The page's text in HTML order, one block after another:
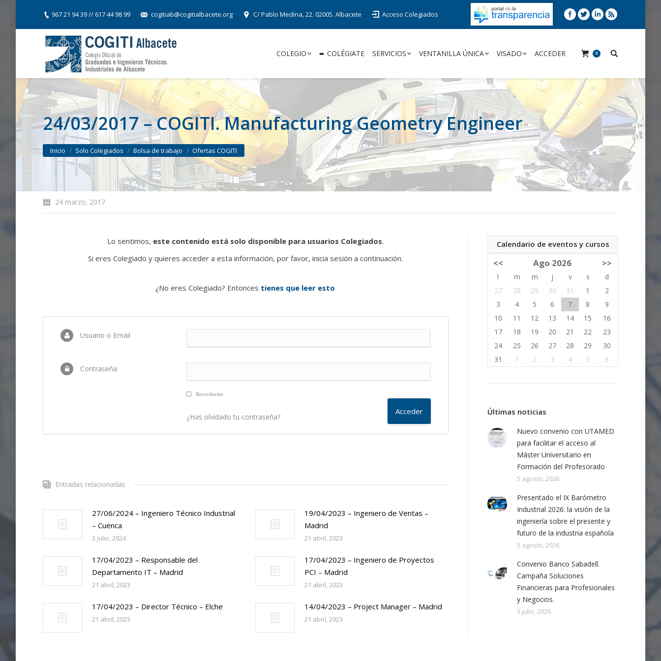
967 21 94 39 // 617 44 98 99 cogitiab@cogitialbacete.org C/ Pablo Medina, 22. 02005. Albacete Acceso Colegiados
COLEGIO ➨ COLÉGIATE SERVICIOS VENTANILLA ÚNICA VISADO ACCEDER 0
24/03/2017 – COGITI. Manufacturing Geometry Engineer
You are here:
Inicio Solo Colegiados Bolsa de trabajo Ofertas COGITI
24 marzo, 2017
Lo sentimos, este contenido está solo disponible para usuarios Colegiados.
Si eres Colegiado y quieres acceder a esta información, por favor, inicia sesión a continuación.
¿No eres Colegiado? Entonces tienes que leer esto
Usuario o Email
Contraseña
Recordarme
¿Has olvidado tu contraseña?
Entradas relacionadas
27/06/2024 – Ingeniero Técnico Industrial
– Cuenca
3 julio, 2024
19/04/2023 – Ingeniero de Ventas –
Madrid
21 abril, 2023
17/04/2023 – Responsable del
Departamento IT – Madrid
21 abril, 2023
17/04/2023 – Ingeniero de Proyectos
PCI – Madrid
21 abril, 2023
17/04/2023 – Director Técnico – Elche
21 abril, 2023
14/04/2023 – Project Manager – Madrid
21 abril, 2023
Calendario de eventos y cursos
<< Ago 2026 >>
l m m j v s
d
27
28 29 30 31 1
2
3
4 5 6 7 8
9
10
11 12 13 14 15
16
17
18 19 20 21 22
23
24
25 26 27 28 29
30
31
1 2 3 4 5 6
Últimas noticias
Nuevo convenio con UTAMED
para facilitar el acceso al
Máster Universitario en
Formación del Profesorado
5 agosto, 2026
Presentado el IX Barómetro
Industrial 2026: la visión de la
ingeniería sobre el presente y
futuro de la industria española
5 agosto, 2026
Convenio Banco Sabadell.
Campaña Soluciones
Financieras para Profesionales
y Negocios.
3 julio, 2026